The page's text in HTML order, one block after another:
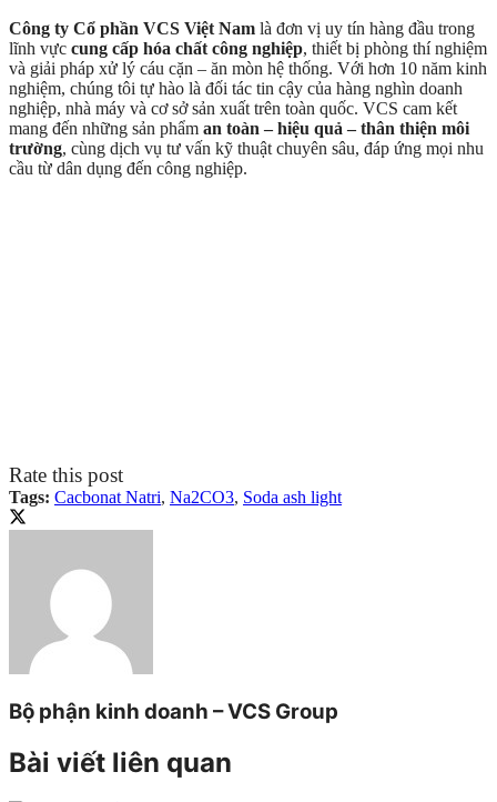
Công ty Cổ phần VCS Việt Nam là đơn vị uy tín hàng đầu trong
lĩnh vực cung cấp hóa chất công nghiệp, thiết bị phòng thí nghiệm
và giải pháp xử lý cáu cặn – ăn mòn hệ thống. Với hơn 10 năm kinh
nghiệm, chúng tôi tự hào là đối tác tin cậy của hàng nghìn doanh
nghiệp, nhà máy và cơ sở sản xuất trên toàn quốc. VCS cam kết
mang đến những sản phẩm an toàn – hiệu quả – thân thiện môi
trường, cùng dịch vụ tư vấn kỹ thuật chuyên sâu, đáp ứng mọi nhu
cầu từ dân dụng đến công nghiệp.
Rate this post
Tags: Cacbonat Natri, Na2CO3, Soda ash light
Bộ phận kinh doanh – VCS Group
Bài viết liên quan